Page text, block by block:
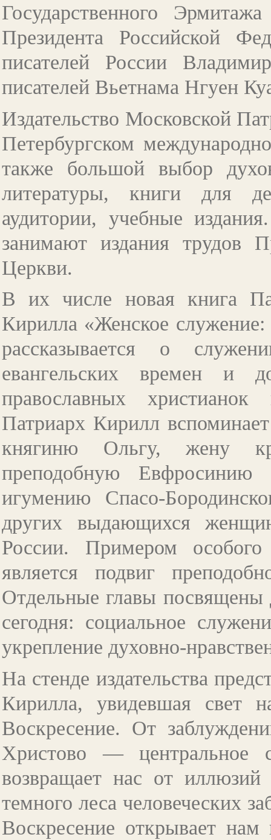
Государственного
Президента Российской
писателей России
писателей Вьетнама Нгуен
Издательство Московской
Петербургском
также большой выбор
литературы, книги для
аудитории, учебные
занимают издания трудов
Церкви.
В их числе новая книга
Кирилла «Женское
рассказывается о
евангельских времен
православных
Патриарх Кирилл
княгиню Ольгу, жену
преподобную Евфросинию
игумению Спасо-
других выдающихся
России. Примером
является подвиг
Отдельные главы посвящены
сегодня: социальное
укрепление духовно-
На стенде издательства
Кирилла, увидевшая свет
Воскресение. От
Христово — центральное
возвращает нас от
темного леса человеческих
Воскресение открывает